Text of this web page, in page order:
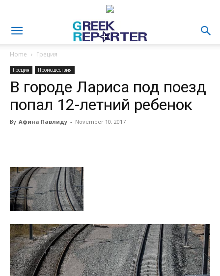
Home Греция
Греция Происшествия
В городе Лариса под поезд
попал 12-летний ребенок
By Афина Павлиду - November 10, 2017